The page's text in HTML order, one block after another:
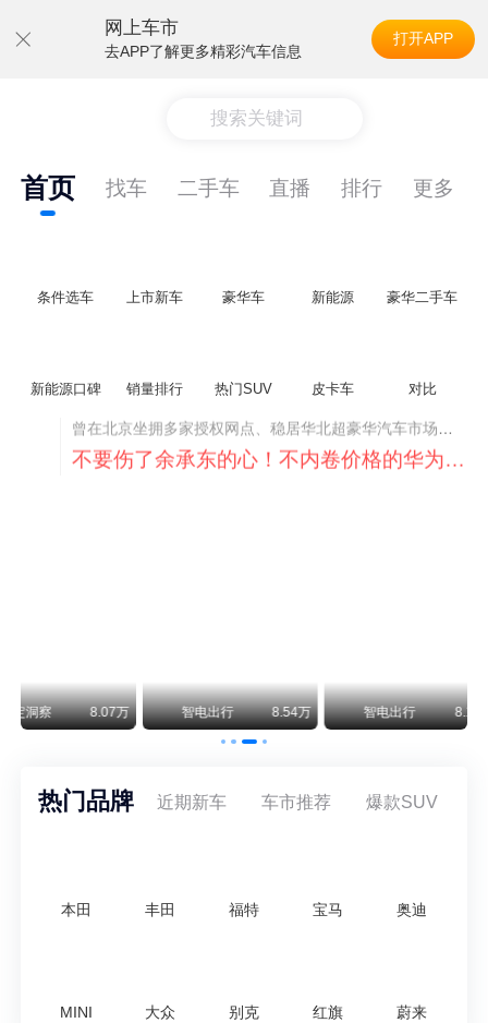
网上车市
去APP了解更多精彩汽车信息
打开APP
搜索关键词
首页 找车 二手车 直播 排行 更多
条件选车 上市新车 豪华车 新能源 豪华二手车
新能源口碑 销量排行 热门SUV 皮卡车 对比
不要伤了余承东的心！不内卷价格的华为，弥足珍贵！
纵观鸿蒙智行一路走来的发展路径，很难得地走出了一条和当下车市截然不同的道路：不靠降价走量、不参与低端价格厮杀，始终以技术迭代、架构创新、智能化体验升级、整车品质突破作为核心驱动力，稳步实现产品价值向上、品牌价格带稳步攀升。
智电出行 8.54万 智电出行 8.18万 智电出行
热门品牌 近期新车 车市推荐 爆款SUV
本田 丰田 福特 宝马 奥迪
MINI 大众 别克 红旗 蔚来